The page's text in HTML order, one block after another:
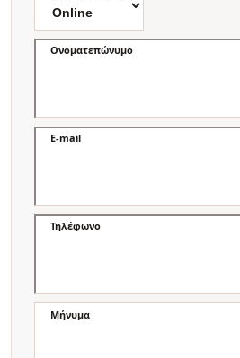
Ονοματεπώνυμο
E-mail
Τηλέφωνο
Μήνυμα